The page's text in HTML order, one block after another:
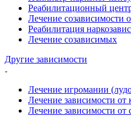
Реабилитационный
Лечение созависимости
Реабилитация
Лечение созависимых
Другие зависимости
Лечение игромании
Лечение зависимости от
Лечение зависимости от